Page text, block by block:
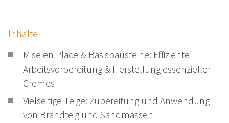
Inhalte
Mise en Place & Basisbausteine: Effiziente
Arbeitsvorbereitung & Herstellung essenzieller
Cremes
Vielseitige Teige: Zubereitung und Anwendung
von Brandteig und Sandmassen